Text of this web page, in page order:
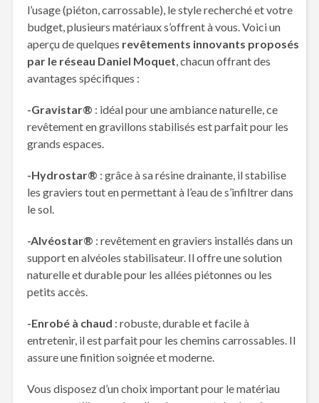
l’usage (piéton, carrossable), le style recherché et votre
budget, plusieurs matériaux s’offrent à vous. Voici un
aperçu de quelques revêtements innovants proposés
par le réseau Daniel Moquet , chacun offrant des
avantages spécifiques :
-Gravistar® : idéal pour une ambiance naturelle, ce
revêtement en gravillons stabilisés est parfait pour les
grands espaces.
-Hydrostar® : grâce à sa résine drainante, il stabilise
les graviers tout en permettant à l’eau de s’infiltrer dans
le sol.
-Alvéostar® : revêtement en graviers installés dans un
support en alvéoles stabilisateur. Il offre une solution
naturelle et durable pour les allées piétonnes ou les
petits accès.
-Enrobé à chaud : robuste, durable et facile à
entretenir, il est parfait pour les chemins carrossables. Il
assure une finition soignée et moderne.
Vous disposez d’un choix important pour le matériau